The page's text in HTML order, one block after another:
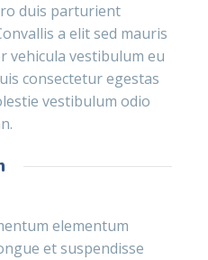
duis parturient
a elit sed mauris
vehicula vestibulum eu
consectetur egestas
vestibulum odio
elementum
et suspendisse